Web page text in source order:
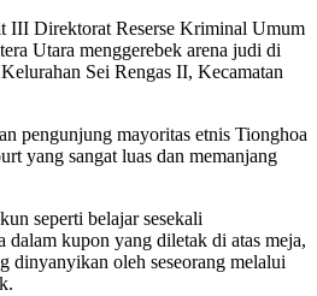
III Direktorat Reserse Kriminal Umum
Utara menggerebek arena judi di
Sei Rengas II, Kecamatan
pengunjung mayoritas etnis Tionghoa
yang sangat luas dan memanjang
seperti belajar sesekali
dalam kupon yang diletak di atas meja,
dinyanyikan oleh seseorang melalui